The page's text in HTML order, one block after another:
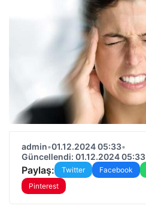
admin•01.12.2024 05:33•
Güncellendi: 01.12.2024 05:33
Paylaş: Twitter Facebook
Pinterest